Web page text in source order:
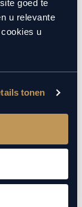
goed te
u relevante
u
tonen
als een
Kom
of een